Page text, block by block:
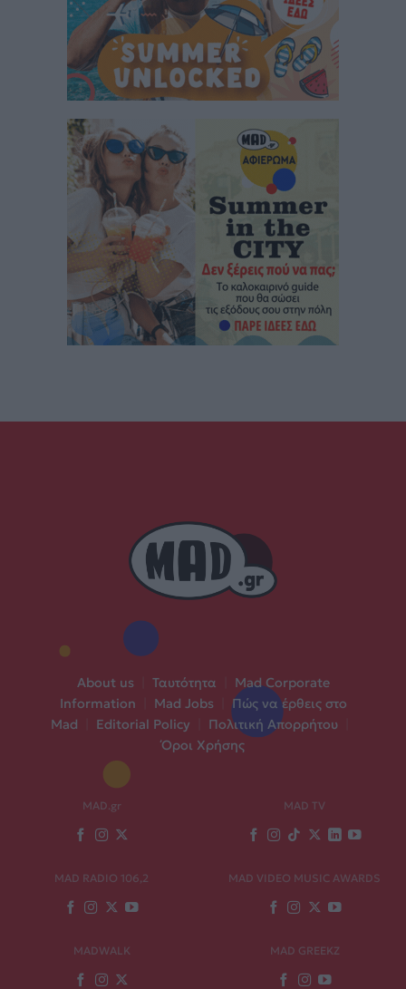
About us Ταυτότητα
Mad Corporate
Information
Mad Jobs
Πώς να έρθεις στο
Mad
Editorial Policy Πολιτική Απορρήτου
Όροι Χρήσης
MAD.gr MAD TV
MAD RADIO 106,2 MAD VIDEO MUSIC AWARDS
MADWALK MAD GREEKZ